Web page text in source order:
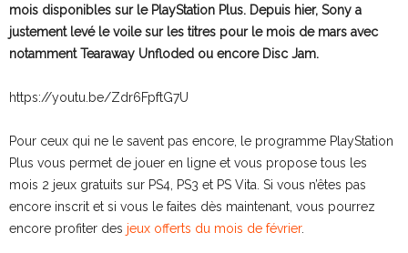
mois disponibles sur le PlayStation Plus. Depuis hier, Sony a
justement levé le voile sur les titres pour le mois de mars avec
notamment Tearaway Unfloded ou encore Disc Jam.
https://youtu.be/Zdr6FpftG7U
Pour ceux qui ne le savent pas encore, le programme PlayStation
Plus vous permet de jouer en ligne et vous propose tous les
mois 2 jeux gratuits sur PS4, PS3 et PS Vita. Si vous n’êtes pas
encore inscrit et si vous le faites dès maintenant, vous pourrez
encore profiter des jeux offerts du mois de février.